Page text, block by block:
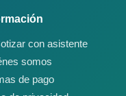
con asistente
somos
de pago